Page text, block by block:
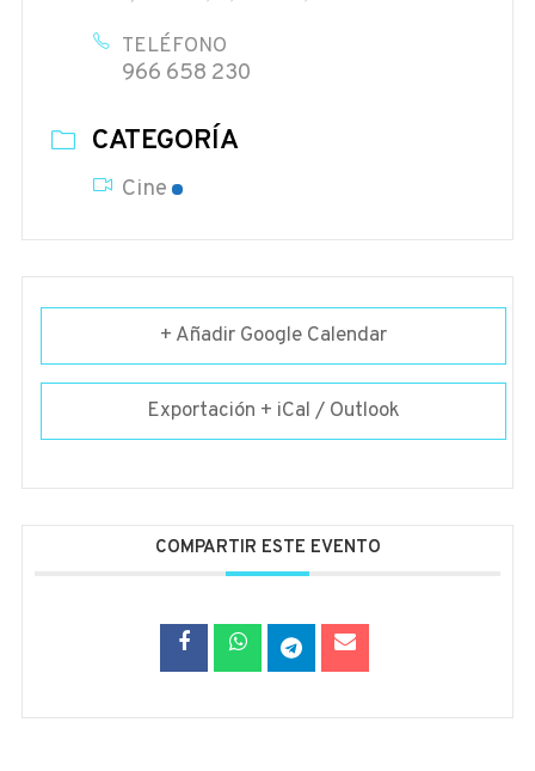
TELÉFONO
966 658 230
CATEGORÍA
Cine
+ Añadir Google Calendar
Exportación + iCal / Outlook
COMPARTIR ESTE EVENTO